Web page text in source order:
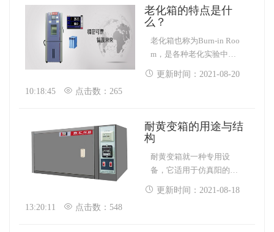
研究臭氧对橡胶的作用规
律，通过快速识别和评价
抗臭氧剂保护功效的方
法，采取有效的抗衰老措
施，提高橡胶产品寿命。
老化箱的特点是什
么？
老化箱也称为Burn-in Roo
m，是各种老化实验中常
用的设备之一，老化箱广
泛用于电子、计算机、通
统、室内测试架构等组
成。
更新时间：2021-08-20
10:18:45
点击数：265
耐黄变箱的用途与结
构
耐黄变箱就一种专用设
备，它适用于仿真阳的紫
外线辐射，能观察样品的
耐黄变程度，可以判断出
更新时间：2021-08-18
13:20:11
点击数：548